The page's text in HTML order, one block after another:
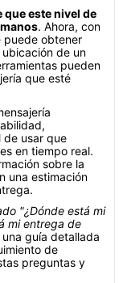
este nivel de
. Ahora, con
puede obtener
de un
pueden
que esté
de usar que
en tiempo real.
sobre la
una estimación
"¿Dónde está mi
mi entrega de
guía detallada
de
preguntas y